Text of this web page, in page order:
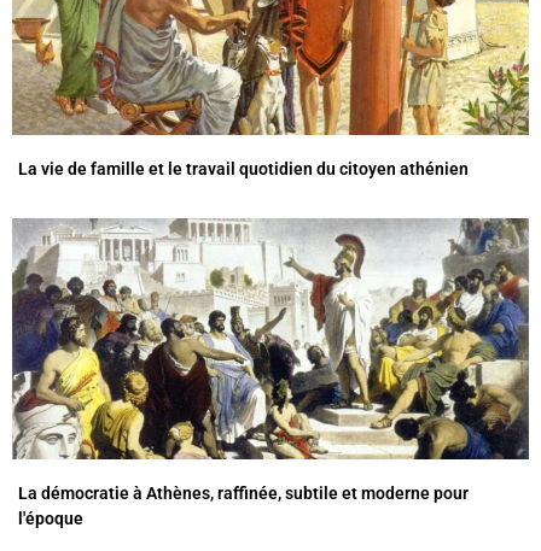
La vie de famille et le travail quotidien du citoyen athénien
La démocratie à Athènes, raffinée, subtile et moderne pour
l'époque